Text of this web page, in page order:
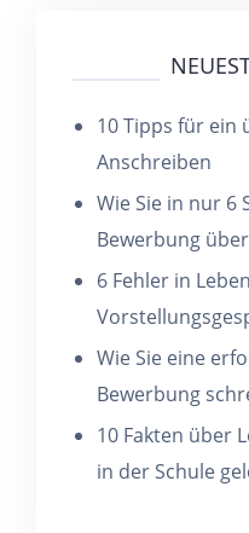
10 Tipps für ein
Anschreiben
Wie Sie in nur 6
Bewerbung
6 Fehler in
Wie Sie eine
Bewerbung
10 Fakten über
in der Schule